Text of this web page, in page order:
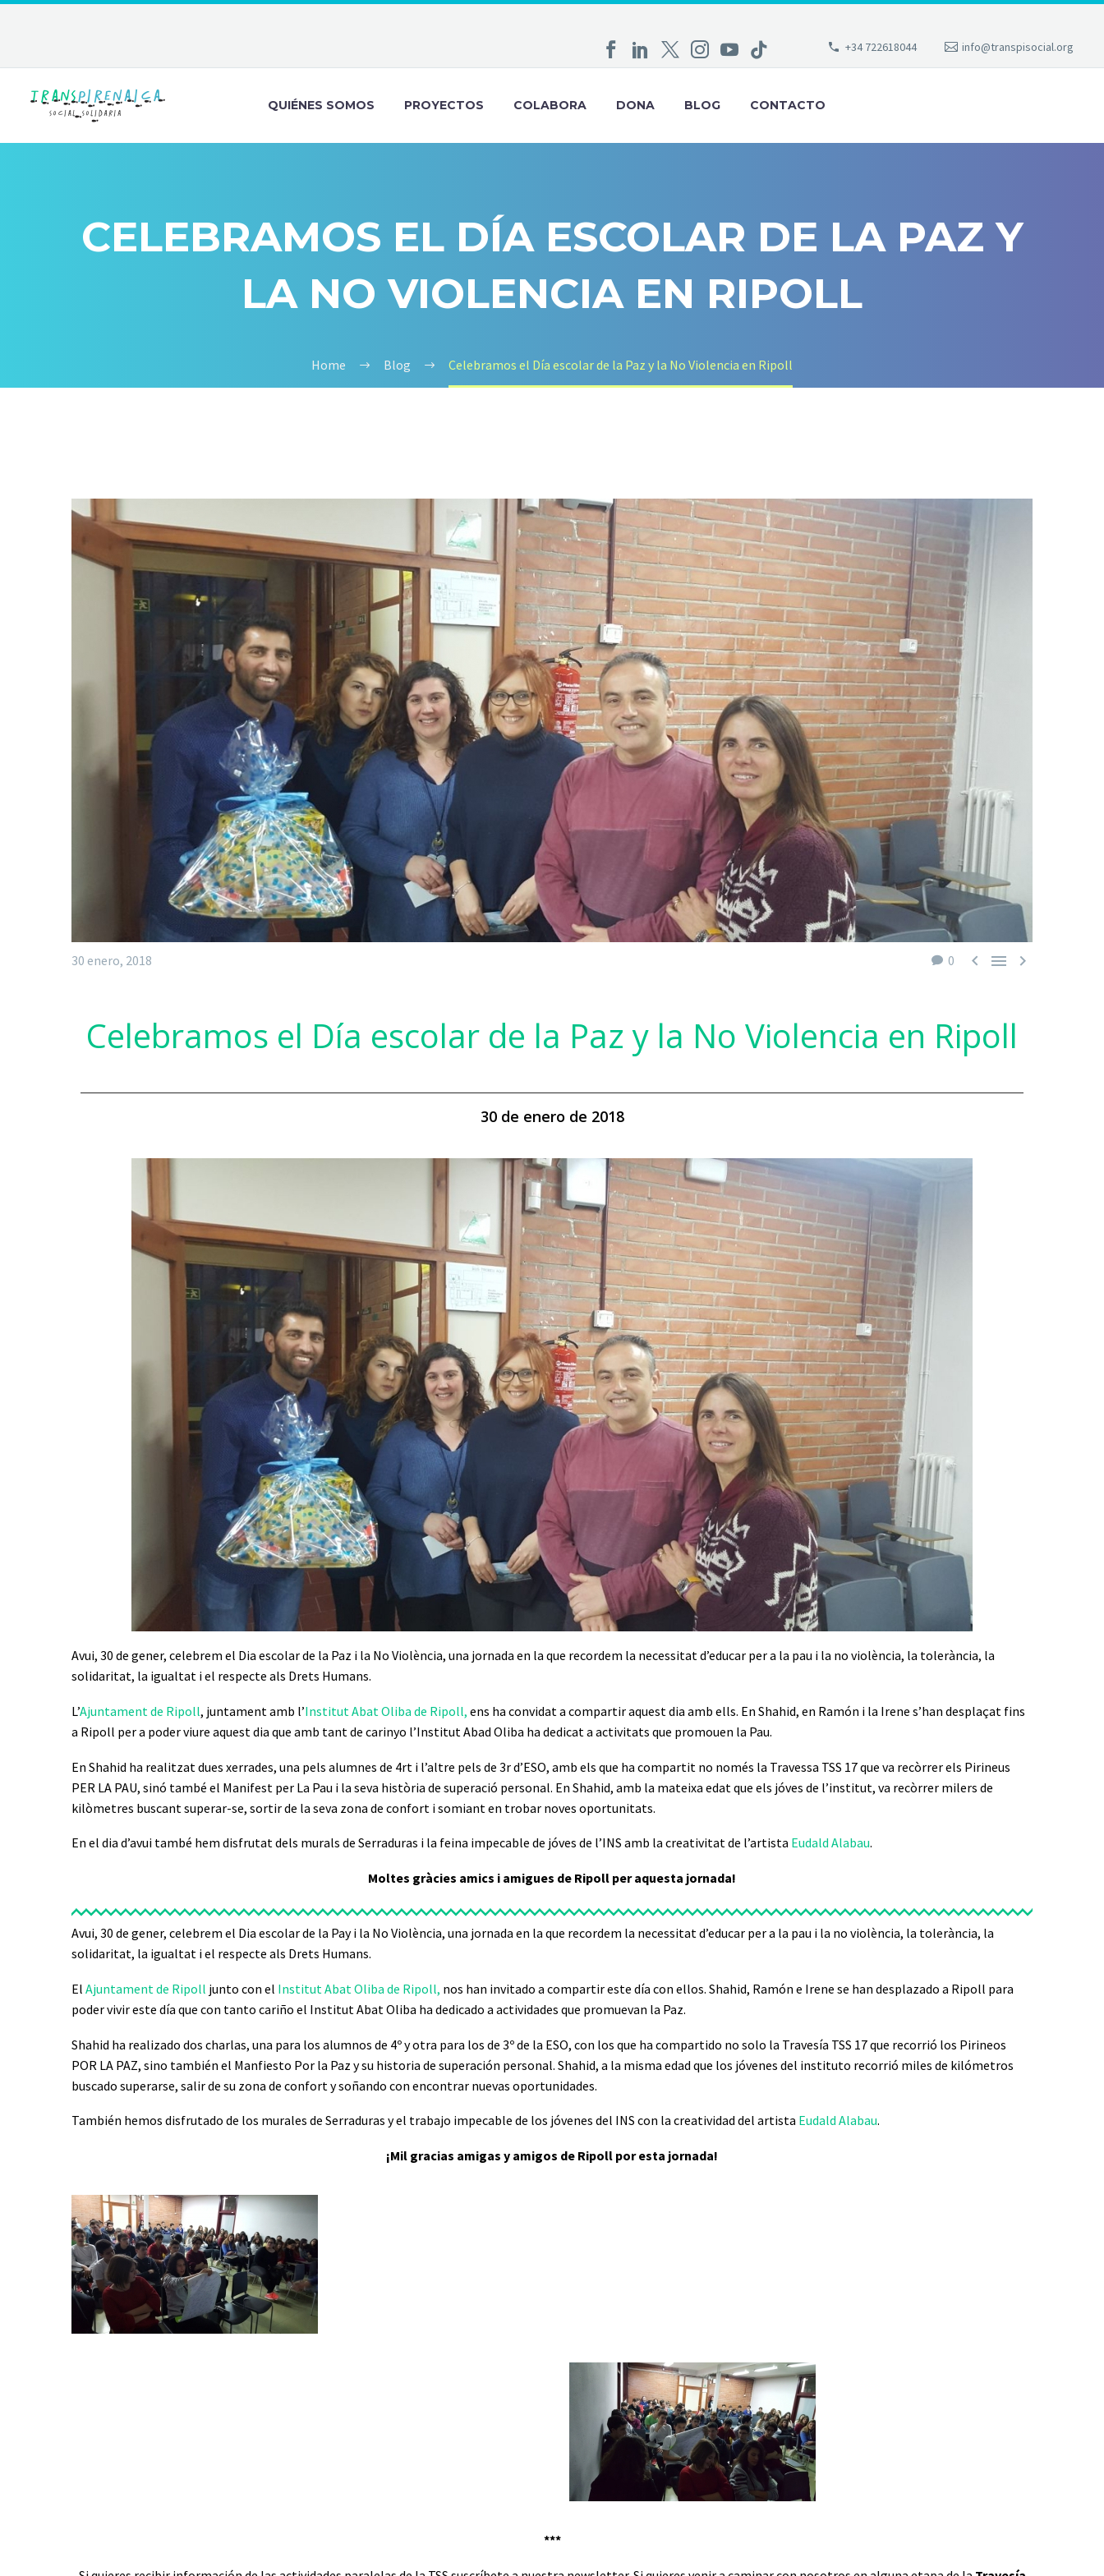
+34 722618044 info@transpisocial.org
QUIÉNES SOMOS PROYECTOS COLABORA DONA BLOG CONTACTO
CELEBRAMOS EL DÍA ESCOLAR DE LA PAZ Y
LA NO VIOLENCIA EN RIPOLL
Home Blog Celebramos el Día escolar de la Paz y la No Violencia en Ripoll
0   
30 enero, 2018
Celebramos el Día escolar de la Paz y la No Violencia en Ripoll
30 de enero de 2018
Avui, 30 de gener, celebrem el Dia escolar de la Paz i la No Violència, una jornada en la que recordem la necessitat d’educar per a la pau i la no violència, la tolerància, la
solidaritat, la igualtat i el respecte als Drets Humans.
L’Ajuntament de Ripoll, juntament amb l’Institut Abat Oliba de Ripoll, ens ha convidat a compartir aquest dia amb ells. En Shahid, en Ramón i la Irene s’han desplaçat fins
a Ripoll per a poder viure aquest dia que amb tant de carinyo l’Institut Abad Oliba ha dedicat a activitats que promouen la Pau.
En Shahid ha realitzat dues xerrades, una pels alumnes de 4rt i l’altre pels de 3r d’ESO, amb els que ha compartit no només la Travessa TSS 17 que va recòrrer els Pirineus
PER LA PAU, sinó també el Manifest per La Pau i la seva història de superació personal. En Shahid, amb la mateixa edat que els jóves de l’institut, va recòrrer milers de
kilòmetres buscant superar-se, sortir de la seva zona de confort i somiant en trobar noves oportunitats.
En el dia d’avui també hem disfrutat dels murals de Serraduras i la feina impecable de jóves de l’INS amb la creativitat de l’artista Eudald Alabau.
Moltes gràcies amics i amigues de Ripoll per aquesta jornada!
Avui, 30 de gener, celebrem el Dia escolar de la Pay i la No Violència, una jornada en la que recordem la necessitat d’educar per a la pau i la no violència, la tolerància, la
solidaritat, la igualtat i el respecte als Drets Humans.
El Ajuntament de Ripoll junto con el Institut Abat Oliba de Ripoll, nos han invitado a compartir este día con ellos. Shahid, Ramón e Irene se han desplazado a Ripoll para
poder vivir este día que con tanto cariño el Institut Abat Oliba ha dedicado a actividades que promuevan la Paz.
Shahid ha realizado dos charlas, una para los alumnos de 4º y otra para los de 3º de la ESO, con los que ha compartido no solo la Travesía TSS 17 que recorrió los Pirineos
POR LA PAZ, sino también el Manfiesto Por la Paz y su historia de superación personal. Shahid, a la misma edad que los jóvenes del instituto recorrió miles de kilómetros
buscado superarse, salir de su zona de confort y soñando con encontrar nuevas oportunidades.
También hemos disfrutado de los murales de Serraduras y el trabajo impecable de los jóvenes del INS con la creatividad del artista Eudald Alabau.
¡Mil gracias amigas y amigos de Ripoll por esta jornada!
***